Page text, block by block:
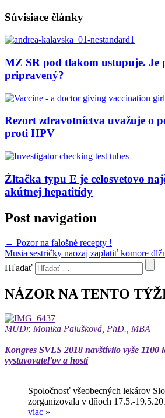
Súvisiace články
MZ SR pod tlakom ustupuje. Je
pripravený?
Rezort zdravotníctva uvažuje o
proti HPV
Źltačka typu E je celosvetovo
akútnej hepatitídy
Post navigation
← Pozor na falošné recepty !
Musia sestričky naozaj zaplatiť komore
Hľadať
NÁZOR NA TENTO
MUDr. Monika Palušková, PhD., MBA
Kongres SVLS 2018 navštívilo vyše 1100
vystavovateľov a hostí
Spoločnosť všeobecných lekárov
zorganizovala v dňoch 17.5.-
viac »